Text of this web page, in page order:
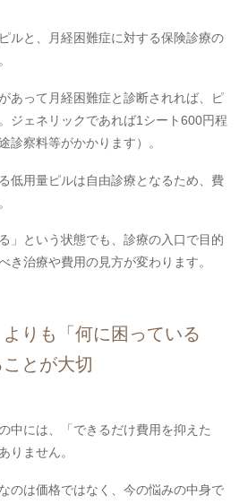
ルと、月経困難症に対する保険診療の
あって月経困難症と診断されれば、ピ
ジェネリックであれば1シート600円程
診察料等がかかります）。
低用量ピルは自由診療となるため、費
」という状態でも、診療の入口で目的
き治療や費用の見方が変わります。
よりも「何に困っている
とが大切
中には、「できるだけ費用を抑えた
りません。
のは価格ではなく、今の悩みの中身で